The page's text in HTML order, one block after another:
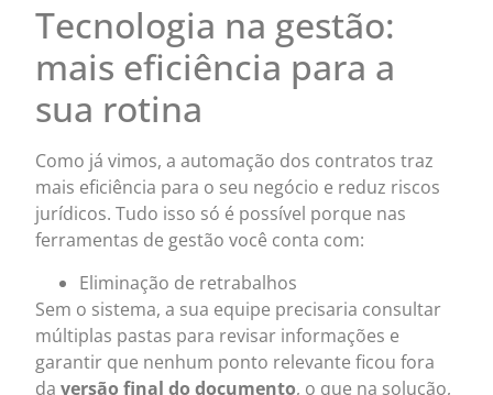
Tecnologia na gestão:
mais eficiência para a
sua rotina
Como já vimos, a automação dos contratos traz
mais eficiência para o seu negócio e reduz riscos
jurídicos. Tudo isso só é possível porque nas
ferramentas de gestão você conta com:
Eliminação de retrabalhos
Sem o sistema, a sua equipe precisaria consultar
múltiplas pastas para revisar informações e
garantir que nenhum ponto relevante ficou fora
daversão final do documento, o que na solução,